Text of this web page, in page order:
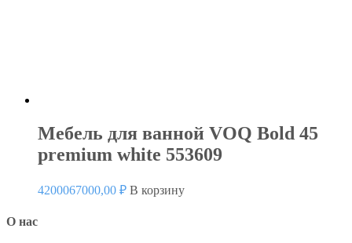
Мебель для ванной VOQ Bold 45
premium white 553609
4200067000,00 ₽ В корзину
О нас